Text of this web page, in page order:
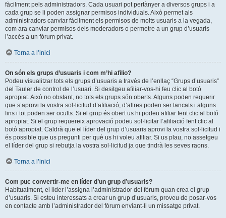
fàcilment pels administradors. Cada usuari pot pertànyer a diversos grups i a
cada grup se li poden assignar permisos individuals. Això permet als
administradors canviar fàcilment els permisos de molts usuaris a la vegada,
com ara canviar permisos dels moderadors o permetre a un grup d’usuaris
l’accés a un fòrum privat.
Torna a l’inici
On són els grups d’usuaris i com m’hi afilio?
Podeu visualitzar tots els grups d’usuaris a través de l’enllaç “Grups d’usuaris”
del Tauler de control de l’usuari. Si desitgeu afiliar-vos-hi feu clic al botó
apropiat. Això no obstant, no tots els grups són oberts. Alguns poden requerir
que s’aprovi la vostra sol·licitud d’afiliació, d’altres poden ser tancats i alguns
fins i tot poden ser ocults. Si el grup és obert us hi podeu afiliar fent clic al botó
apropiat. Si el grup requereix aprovació podeu sol·licitar l’afiliació fent clic al
botó apropiat. Caldrà que el líder del grup d’usuaris aprovi la vostra sol·licitud i
és possible que us pregunti per què us hi voleu afiliar. Si us plau, no assetgeu
el líder del grup si rebutja la vostra sol·licitud ja que tindrà les seves raons.
Torna a l’inici
Com puc convertir-me en líder d’un grup d’usuaris?
Habitualment, el líder l’assigna l’administrador del fòrum quan crea el grup
d’usuaris. Si esteu interessats a crear un grup d’usuaris, proveu de posar-vos
en contacte amb l’administrador del fòrum enviant-li un missatge privat.